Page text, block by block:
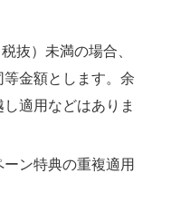
抜）未満の場合、
金額とします。余
適用などはありま
ーン特典の重複適用